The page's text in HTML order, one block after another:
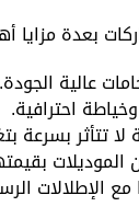
بعدة مزايا
عالية الجودة.
احترافية.
تتأثر بسرعة
الموديلات
الإطلالات